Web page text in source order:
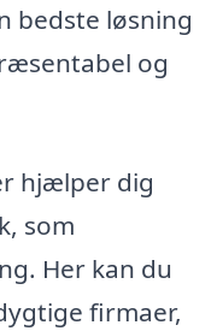
bedste løsning
og
hjælper dig
som
Her kan du
firmaer,